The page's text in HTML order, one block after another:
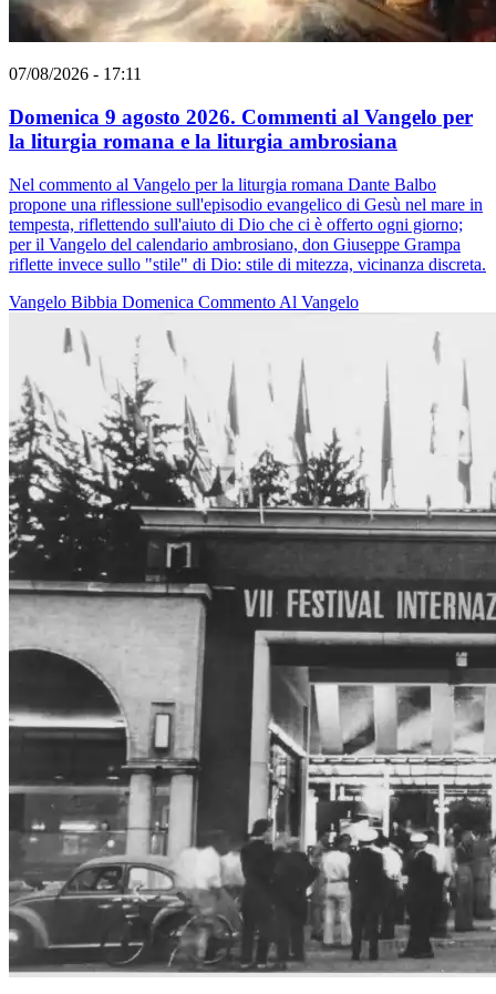
07/08/2026 - 17:11
Domenica 9 agosto 2026. Commenti al Vangelo per
la liturgia romana e la liturgia ambrosiana
Nel commento al Vangelo per la liturgia romana Dante Balbo
propone una riflessione sull'episodio evangelico di Gesù nel mare in
tempesta, riflettendo sull'aiuto di Dio che ci è offerto ogni giorno;
per il Vangelo del calendario ambrosiano, don Giuseppe Grampa
riflette invece sullo "stile" di Dio: stile di mitezza, vicinanza discreta.
Vangelo Bibbia Domenica Commento Al Vangelo